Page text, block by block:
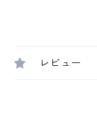
レビュー